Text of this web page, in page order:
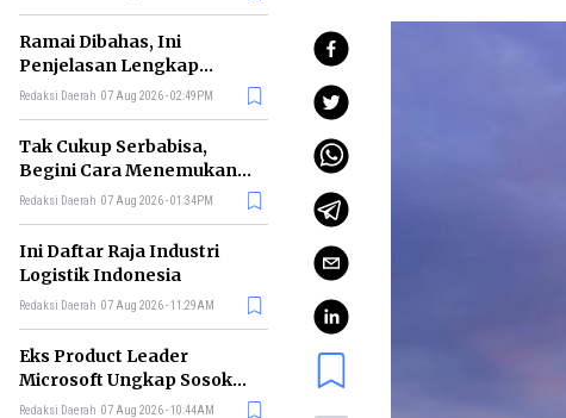
Ramai Dibahas, Ini
Penjelasan Lengkap
tentang Konsep Kabinet
Redaksi Daerah 07 Aug 2026 - 02:49PM
Tak Cukup Serbabisa,
Begini Cara Menemukan
'Spike' agar CV Dilirik HR
Redaksi Daerah 07 Aug 2026 - 01:34PM
Ini Daftar Raja Industri
Logistik Indonesia
Redaksi Daerah 07 Aug 2026 - 11:29AM
Eks Product Leader
Microsoft Ungkap Sosok
yang Paling Cocok
Redaksi Daerah 07 Aug 2026 - 10:44AM